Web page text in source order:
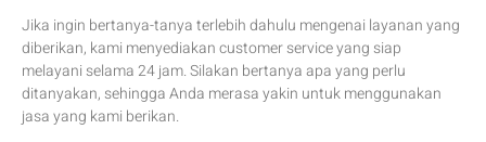
Jika ingin bertanya-tanya terlebih dahulu mengenai layanan yang
diberikan, kami menyediakan customer service yang siap
melayani selama 24 jam. Silakan bertanya apa yang perlu
ditanyakan, sehingga Anda merasa yakin untuk menggunakan
jasa yang kami berikan.